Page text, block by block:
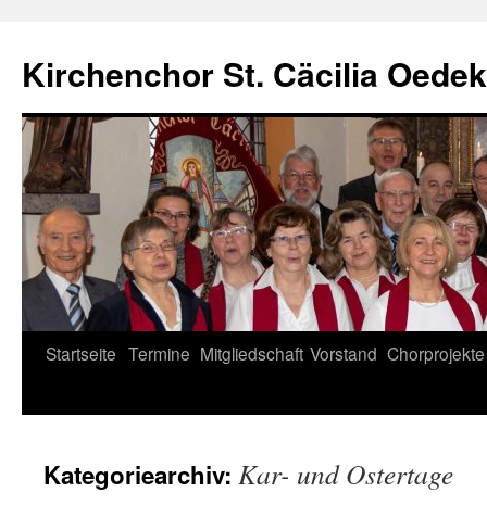
springen
Kirchenchor St. Cäcilia
Startseite Termine Mitgliedschaft Vorstand Chorprojekte
Kategoriearchiv: Kar- und Ostertage